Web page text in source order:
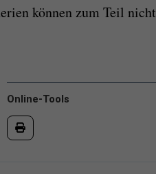
können zum Teil nicht
Online-Tools